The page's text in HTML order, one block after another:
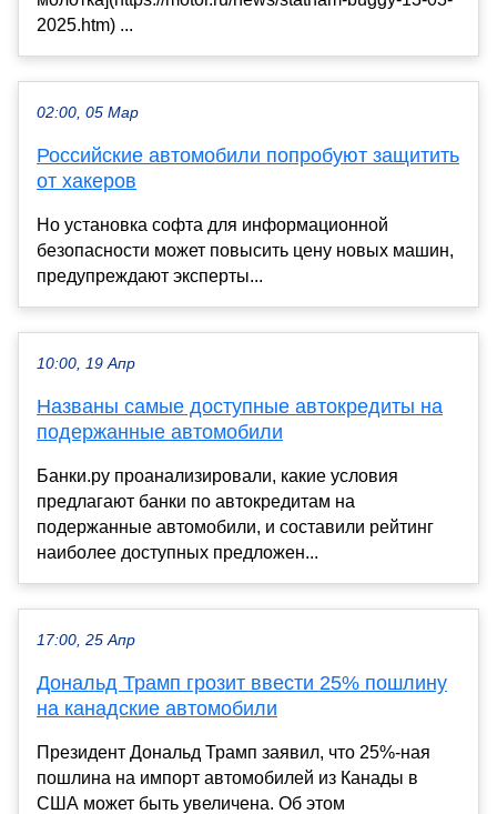
2025.htm) ...
02:00, 05 Мар
Российские автомобили попробуют защитить
от хакеров
Но установка софта для информационной
безопасности может повысить цену новых машин,
предупреждают эксперты...
10:00, 19 Апр
Названы самые доступные автокредиты на
подержанные автомобили
Банки.ру проанализировали, какие условия
предлагают банки по автокредитам на
подержанные автомобили, и составили рейтинг
наиболее доступных предложен...
17:00, 25 Апр
Дональд Трамп грозит ввести 25% пошлину
на канадские автомобили
Президент Дональд Трамп заявил, что 25%-ная
пошлина на импорт автомобилей из Канады в
США может быть увеличена. Об этом